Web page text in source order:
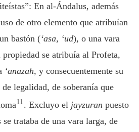
En al-Ándalus, además
de otro elemento que atribuían
bastón (‘asa, ‘ud), o una vara
se atribuía al Profeta,
‘anazah, y consecuentemente su
legalidad, de soberanía que
11 . Excluyo el jayzuran puesto
se trataba de una vara larga, de